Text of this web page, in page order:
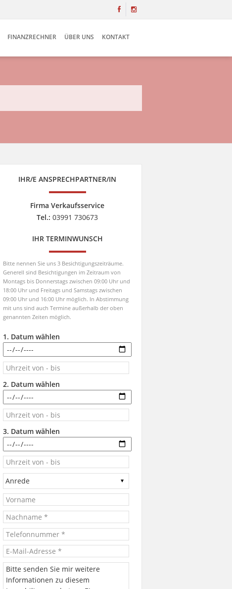
FINANZRECHNER ÜBER UNS KONTAKT
IHR/E ANSPRECHPARTNER/IN
Firma Verkaufsservice
Tel.: 03991 730673
IHR TERMINWUNSCH
Bitte nennen Sie uns 3 Besichtigungszeiträume.
Generell sind Besichtigungen im Zeitraum von
Montags bis Donnerstags zwischen 09:00 Uhr und
18:00 Uhr und Freitags und Samstags zwischen
09:00 Uhr und 16:00 Uhr möglich. In Abstimmung
mit uns sind auch Termine außerhalb der oben
genannten Zeiten möglich.
1. Datum wählen
2. Datum wählen
3. Datum wählen